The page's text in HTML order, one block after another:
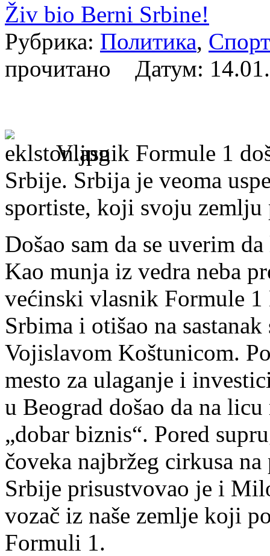
Živ bio Berni Srbine!
Рубрика: Политика, Спорт
прочитано Датум:
Vlasnik Formule 1
Srbije. Srbija je veoma
sportiste, koji svoju
Došao sam da se uverim
Kao munja iz vedra neba
većinski vlasnik Formule
Srbima i otišao na
Vojislavom Koštunicom.
mesto za ulaganje i
u Beograd došao da na
„dobar biznis“. Pored
čoveka najbržeg cirkusa
Srbije prisustvovao je i
vozač iz naše zemlje koji
Formuli 1.